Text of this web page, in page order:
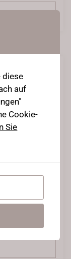
Besten macht
schon das
haben, dieses
diese
auf
Cookie-
Sie